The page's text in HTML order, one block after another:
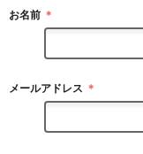
お名前 ＊
メールアドレス ＊